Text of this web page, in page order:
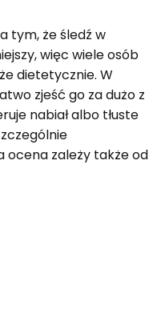
tym, że śledź w
więc wiele osób
dietetycznie. W
zjeść go za dużo z
nabiał albo tłuste
zależy także od